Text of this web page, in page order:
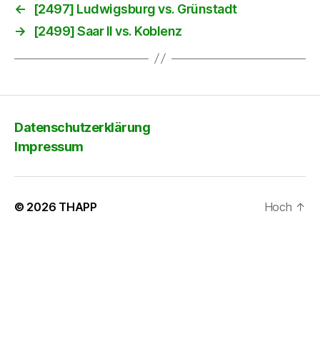
←
[2497] Ludwigsburg vs. Grünstadt
→
[2499] Saar II vs. Koblenz
Datenschutzerklärung
Impressum
© 2026 THAPP Hoch ↑